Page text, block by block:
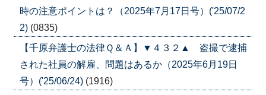
時の注意ポイントは？（2025年7月17日号）('25/07/2
2) (0835)
【千原弁護士の法律Ｑ＆Ａ】▼４３２▲ 盗撮で逮捕
された社員の解雇、問題はあるか（2025年6月19日
号）('25/06/24) (1916)